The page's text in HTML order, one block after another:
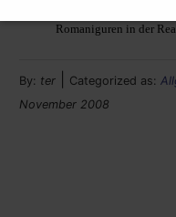
Romaniguren in der
By: ter Categorized as:
November 2008